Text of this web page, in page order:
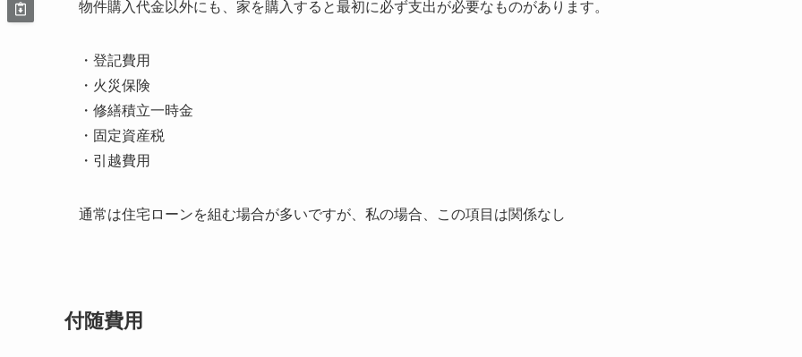
物件購入代金以外にも、家を購入すると最初に必ず支出が必要なものがあります。
・登記費用
・火災保険
・修繕積立一時金
・固定資産税
・引越費用
通常は住宅ローンを組む場合が多いですが、私の場合、この項目は関係なし
付随費用